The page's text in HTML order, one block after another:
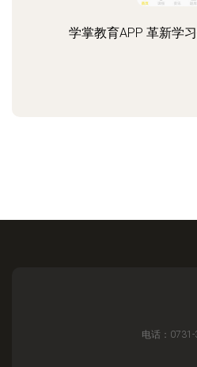
学掌教育APP 革新学
电话：